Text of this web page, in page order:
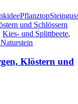
Pflanztop
Kies- und Splittbeete,
Klöstern und